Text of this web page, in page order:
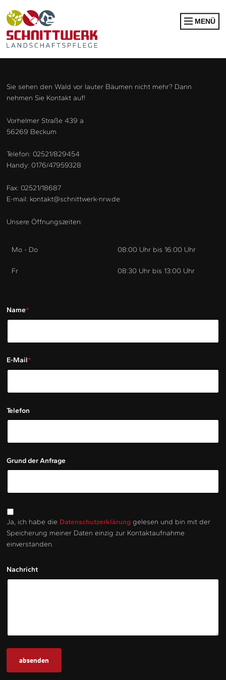
MENÜ
Sie sehen den Wald vor lauter Bäumen nicht mehr? Dann
nehmen Sie Kontakt auf!
Vorhelmer Straße 439 a
56269 Beckum
Telefon: 02521/829454
Handy: 0176/47959328
Fax: 02521/18687
E-mail: kontakt@schnittwerk-nrw.de
Unsere Öffnungszeiten:
Mo - Do 08:00 Uhr bis 16:00 Uhr
Fr 08:30 Uhr bis 13:00 Uhr
Name*
E-Mail*
Telefon
Grund der Anfrage
Ja, ich habe die Datenschutzerklärung gelesen und bin mit der
Speicherung meiner Daten einzig zur Kontaktaufnahme
einverstanden.
Nachricht
absenden